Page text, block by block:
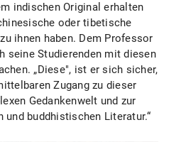
indischen Original erhalten
oder tibetische
ihnen haben. Dem Professor
seine Studierenden mit diesen
„Diese", ist er sich sicher,
Zugang zu dieser
Gedankenwelt und zur
buddhistischen Literatur.“